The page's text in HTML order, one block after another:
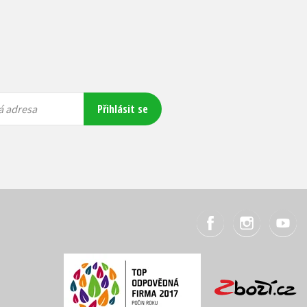
adresa Přihlásit se